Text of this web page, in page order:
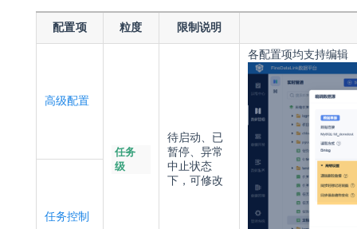
配置项 粒度 限制说明
高级配置
任务
级
待启动、已
暂停、异常
中止状态
下，可修改
各配置项均支持编辑
任务控制